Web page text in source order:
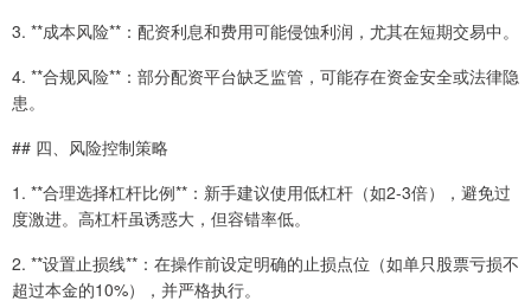
3. **成本风险**：配资利息和费用可能侵蚀利润，尤其在短期交易中。
4. **合规风险**：部分配资平台缺乏监管，可能存在资金安全或法律隐
患。
## 四、风险控制策略
1. **合理选择杠杆比例**：新手建议使用低杠杆（如2-3倍），避免过
度激进。高杠杆虽诱惑大，但容错率低。
2. **设置止损线**：在操作前设定明确的止损点位（如单只股票亏损不
超过本金的10%），并严格执行。